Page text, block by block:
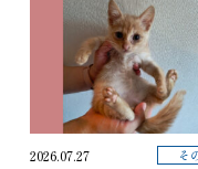
2026.07.27 そ